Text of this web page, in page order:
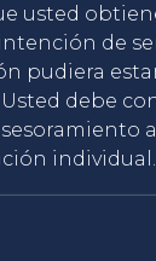
usted
de
pudiera
debe
individual.